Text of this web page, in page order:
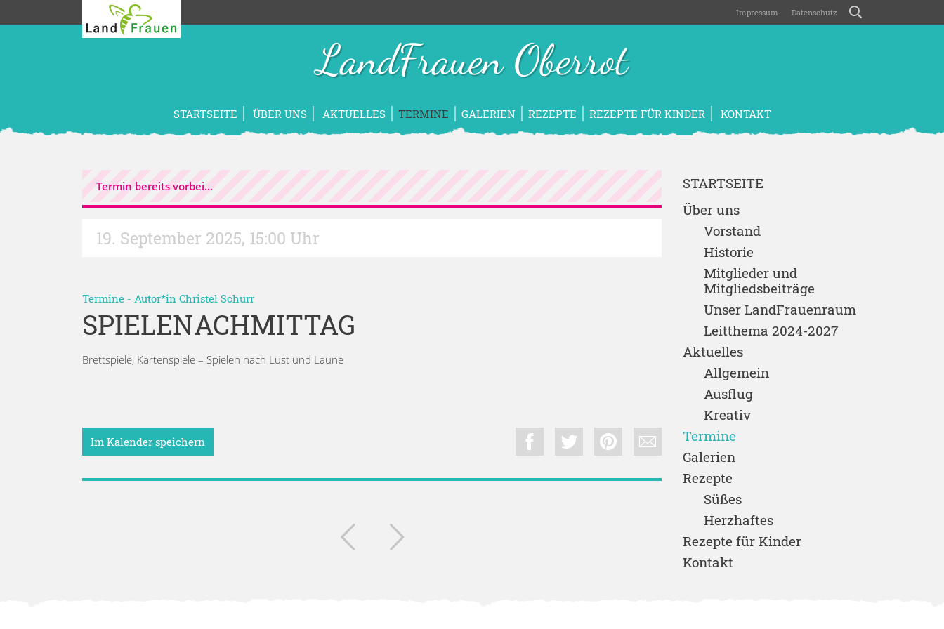
Impressum Datenschutz
LandFrauen Oberrot
STARTSEITE ÜBER UNS AKTUELLES TERMINE GALERIEN REZEPTE REZEPTE FÜR KINDER KONTAKT
Termin bereits vorbei...
19. September 2025, 15:00 Uhr
Termine - Autor*in Christel Schurr
SPIELENACHMITTAG
Brettspiele, Kartenspiele – Spielen nach Lust und Laune
Im Kalender speichern
STARTSEITE
Über uns
Vorstand
Historie
Mitglieder und
Mitgliedsbeiträge
Unser LandFrauenraum
Leitthema 2024-2027
Aktuelles
Allgemein
Ausflug
Kreativ
Termine
Galerien
Rezepte
Süßes
Herzhaftes
Rezepte für Kinder
Kontakt